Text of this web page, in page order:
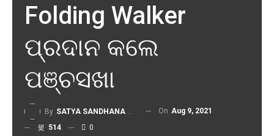
Folding Walker
ପ୍ରଦାନ କଲେ
ପଞ୍ଚସଖା
By SATYA SANDHANA DESK On Aug 9, 2021
514
0